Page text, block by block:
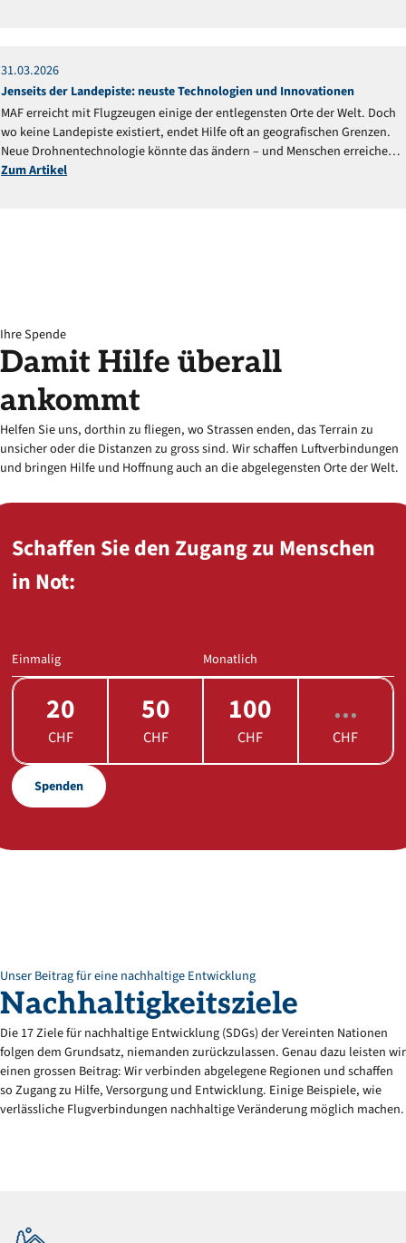
Reportage
31.03.2026
Jenseits der Landepiste: neuste Technologien und Innovationen
MAF erreicht mit Flugzeugen einige der entlegensten Orte der Welt. Doch
wo keine Landepiste existiert, endet Hilfe oft an geografischen Grenzen.
Neue Drohnentechnologie könnte das ändern – und Menschen erreichen,
die bisher abgeschnitten blieben.
Zum Artikel
Ihre Spende
Damit Hilfe überall
ankommt
Helfen Sie uns, dorthin zu fliegen, wo Strassen enden, das Terrain zu
unsicher oder die Distanzen zu gross sind. Wir schaffen Luftverbindungen
und bringen Hilfe und Hoffnung auch an die abgelegensten Orte der Welt.
Schaffen Sie den Zugang zu Menschen
in Not:
Einmalig Monatlich
20
CHF
50
CHF
100
CHF CHF
Spenden
Unser Beitrag für eine nachhaltige Entwicklung
Nachhaltigkeitsziele
Die 17 Ziele für nachhaltige Entwicklung (SDGs) der Vereinten Nationen
folgen dem Grundsatz, niemanden zurückzulassen. Genau dazu leisten wir
einen grossen Beitrag: Wir verbinden abgelegene Regionen und schaffen
so Zugang zu Hilfe, Versorgung und Entwicklung. Einige Beispiele, wie
verlässliche Flugverbindungen nachhaltige Veränderung möglich machen.